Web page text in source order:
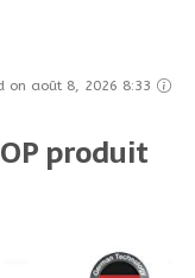
on août 8, 2026 8:33
produit